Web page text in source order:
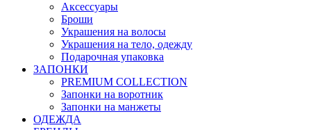
Аксессуары
Броши
Украшения на волосы
Украшения на тело, одежду
Подарочная упаковка
ЗАПОНКИ
PREMIUM COLLECTION
Запонки на воротник
Запонки на манжеты
ОДЕЖДА